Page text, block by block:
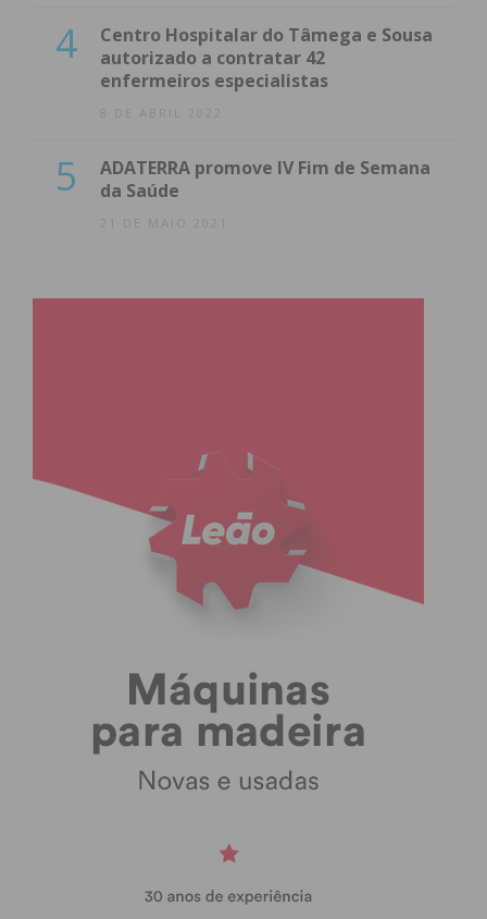
4
Centro Hospitalar do Tâmega e Sousa
autorizado a contratar 42
enfermeiros especialistas
8 DE ABRIL 2022
5
ADATERRA promove IV Fim de Semana
da Saúde
21 DE MAIO 2021